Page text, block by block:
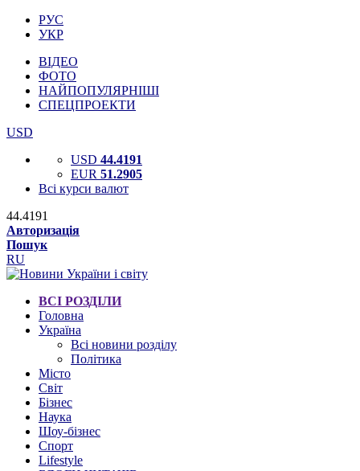
РУС
УКР
ВІДЕО
ФОТО
НАЙПОПУЛЯРНІШІ
СПЕЦПРОЕКТИ
USD
USD 44.4191
EUR 51.2905
Всі курси валют
44.4191
Авторизація
Пошук
RU
ВСІ РОЗДІЛИ
Головна
Україна
Всі новини розділу
Політика
Місто
Світ
Бізнес
Наука
Шоу-бізнес
Спорт
Lifestyle